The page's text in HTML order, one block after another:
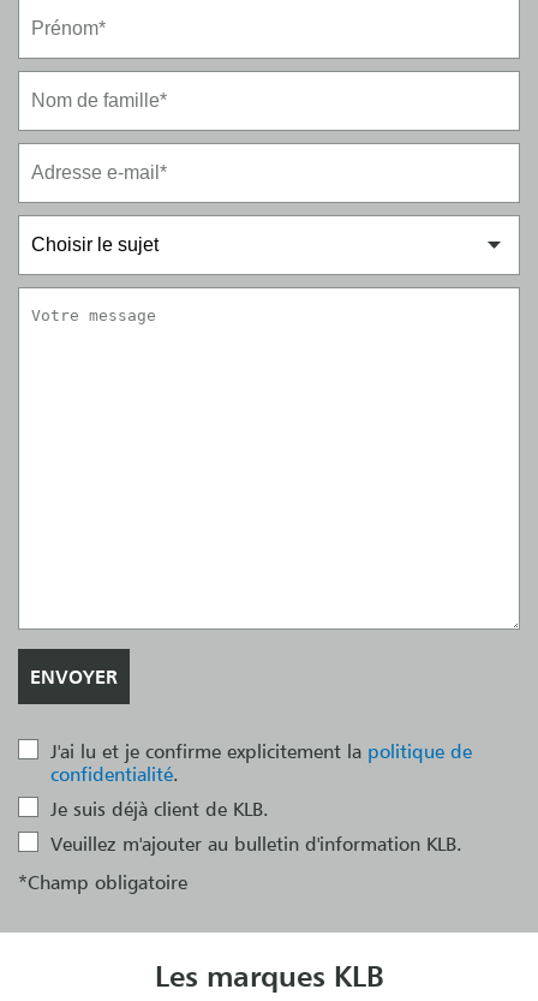
J'ai lu et je confirme explicitement la politique de
confidentialité.
Je suis déjà client de KLB.
Veuillez m'ajouter au bulletin d'information KLB.
*Champ obligatoire
Les marques KLB